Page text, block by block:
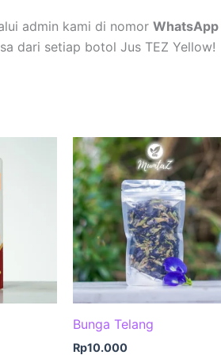
admin kami di nomor WhatsApp
dari setiap botol Jus TEZ Yellow!
Bunga Telang
Rp10.000